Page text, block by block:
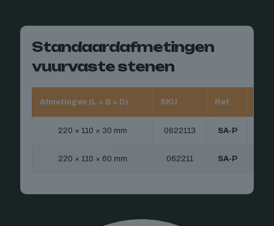
Standaardafmetingen
vuurvaste stenen
Afmetingen (L × B × D) SKU Ref.
220 × 110 × 30 mm 0622113 SA-P
220 × 110 × 60 mm 062211 SA-P